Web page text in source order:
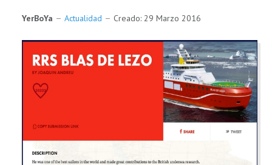
LETRAS
YerBoYa Actualidad Creado: 29 Marzo 2016